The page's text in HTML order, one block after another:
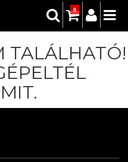
0
TALÁLHATÓ!